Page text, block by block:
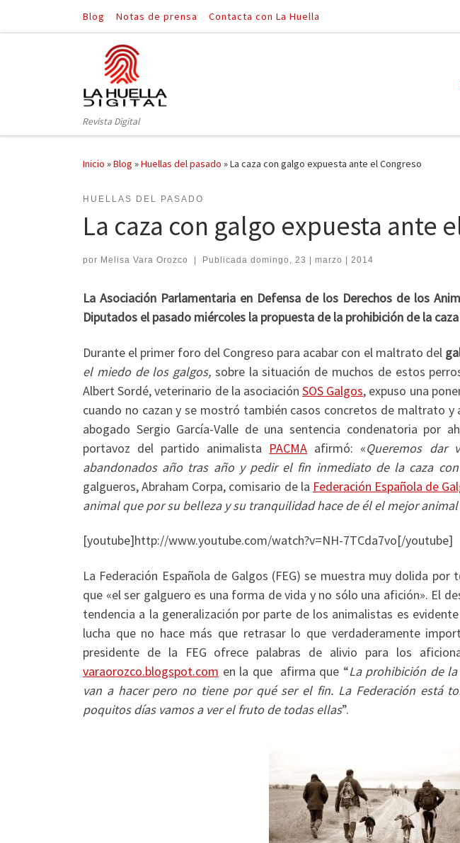
Saltar al contenido
Blog Notas de prensa Contacta con La Huella
Revista Digital
Inicio »Blog »Huellas del pasado »La caza con galgo expuesta ante el Congreso
HUELLAS DEL PASADO
La caza con galgo expuesta ante
por Melisa Vara Orozco Publicada domingo, 23 | marzo | 2014
La Asociación Parlamentaria en Defensa de los Derechos de los
Diputados el pasado miércoles la propuesta de la prohibición de la
Durante el primer foro del Congreso para acabar con el maltrato del
el miedo de los galgos, sobre la situación de muchos de estos
Albert Sordé, veterinario de la asociación SOS Galgos, expuso una
cuando no cazan y se mostró también casos concretos de maltrato y
abogado Sergio García-Valle de una sentencia condenatoria por
portavoz del partido animalista PACMA afirmó: «Queremos dar
abandonados año tras año y pedir el fin inmediato de la caza con
galgueros, Abraham Corpa, comisario de la Federación Española de
animal que por su belleza y su tranquilidad hace de él el mejor
[youtube]http://www.youtube.com/watch?v=NH-7TCda7vo[/youtube]
La Federación Española de Galgos (FEG) se muestra muy dolida
que «el ser galguero es una forma de vida y no sólo una afición». El
tendencia a la generalización por parte de los animalistas es
lucha que no hace más que retrasar lo que verdaderamente
presidente de la FEG ofrece palabras de alivio para los
varaorozco.blogspot.com en la que afirma que “La prohibición de
van a hacer pero no tiene por qué ser el fin. La Federación está
poquitos días vamos a ver el fruto de todas ellas”.